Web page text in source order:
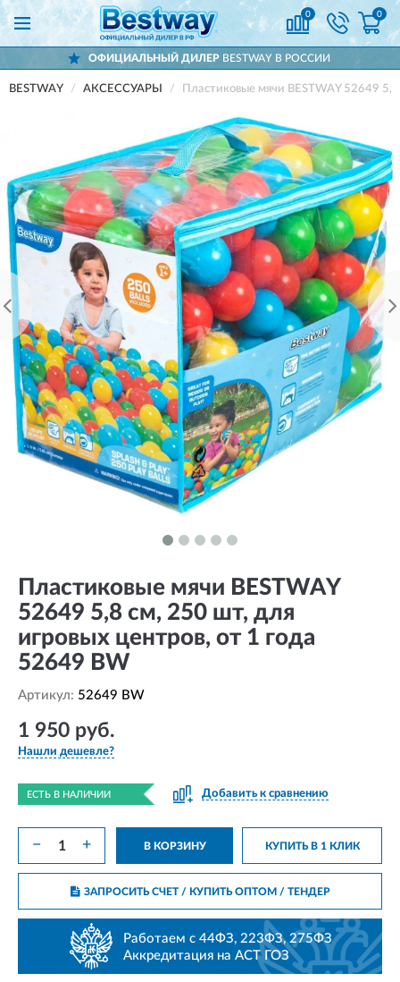
0 0
ОФИЦИАЛЬНЫЙ ДИЛЕР BESTWAY В РОССИИ
BESTWAY АКСЕССУАРЫ Пластиковые мячи BESTWAY 52649
Пластиковые мячи BESTWAY
52649 5,8 см, 250 шт, для
игровых центров, от 1 года
52649 BW
Артикул: 52649 BW
1 950 руб.
Нашли дешевле?
ЕСТЬ В НАЛИЧИИ Добавить к сравнению
− + В КОРЗИНУ КУПИТЬ В 1 КЛИК
ЗАПРОСИТЬ СЧЕТ / КУПИТЬ ОПТОМ/ ТЕНДЕР
Работаем с 44ФЗ, 223ФЗ, 275ФЗ
Аккредитация на АСТ ГОЗ